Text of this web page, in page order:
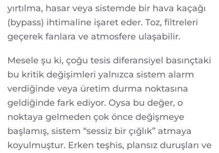
yırtılma, hasar veya sistemde bir hava kaçağı
(bypass) ihtimaline işaret eder. Toz, filtreleri
geçerek fanlara ve atmosfere ulaşabilir.
Mesele şu ki, çoğu tesis diferansiyel basınçtaki
bu kritik değişimleri yalnızca sistem alarm
verdiğinde veya üretim durma noktasına
geldiğinde fark ediyor. Oysa bu değer, o
noktaya gelmeden çok önce değişmeye
başlamış, sistem “sessiz bir çığlık” atmaya
koyulmuştur. Erken teşhis, plansız duruşları ve